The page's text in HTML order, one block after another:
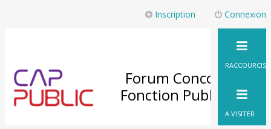
Connexion
Inscription
Forum Concours
Fonction Publique
RACCOURCIS
A VISITER